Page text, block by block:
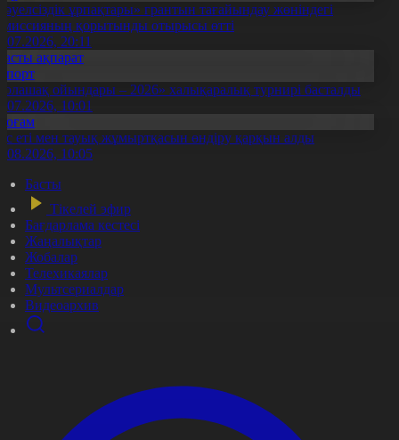
ұрпақтары» грантын тағайындау жөніндегі
қорытынды отырысы өтті
20:11
ақпарат
ойындары – 2026» халықаралық турнирі басталды
10:01
еті мен тауық жұмыртқасын өндіру қарқын алды
10:05
Басты
Тікелей эфир
Бағдарлама кестесі
Жаңалықтар
Жобалар
Телехикаялар
Мультсериалдар
Видеоархив